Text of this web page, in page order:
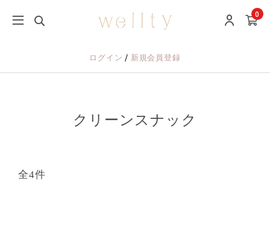
0
ログイン/ 新規会員登録
クリーンスナック
全4件